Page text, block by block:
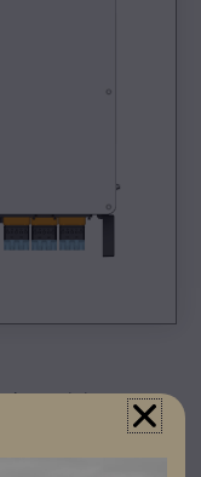
och kunna